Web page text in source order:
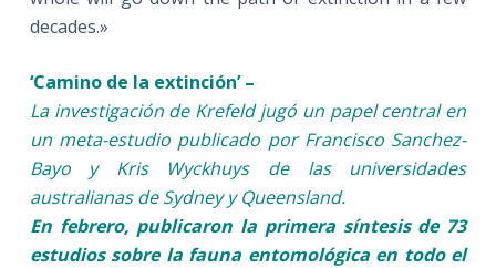
decades.»
‘Camino de la extinción’ –
La investigación de Krefeld jugó un papel central en
un meta-estudio publicado por Francisco Sanchez-
Bayo y Kris Wyckhuys de las universidades
australianas de Sydney y Queensland.
En febrero, publicaron la primera síntesis de 73
estudios sobre la fauna entomológica en todo el